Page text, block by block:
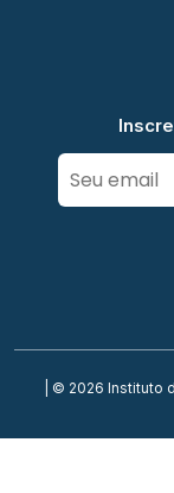
| © 2026 Instituto